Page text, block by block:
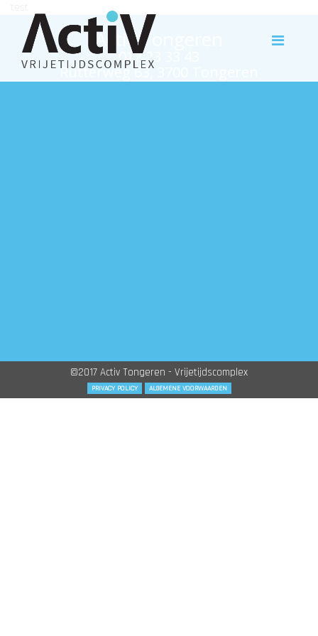
Activ Tongeren
012 23 33 43
Rutterweg 63, 3700 Tongeren
©2017 Activ Tongeren - Vrijetijdscomplex
PRIVACY POLICY ALGEMENE VOORWAARDEN